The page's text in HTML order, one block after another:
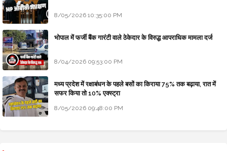
8/05/2026 10:35:00 PM
भोपाल में फर्जी बैंक गारंटी वाले ठेकेदार के विरुद्ध आपराधिक मामला दर्ज
8/04/2026 09:53:00 PM
मध्य प्रदेश में रक्षाबंधन के पहले बसों का किराया 75% तक बढ़ाया, रात में
सफर किया तो 10% एक्स्ट्रा
8/05/2026 09:48:00 PM